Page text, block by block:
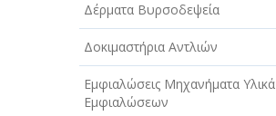
Δέρματα Βυρσοδεψεία
Δοκιμαστήρια Αντλιών
Εμφιαλώσεις Μηχανήματα Υλικά
Εμφιαλώσεων